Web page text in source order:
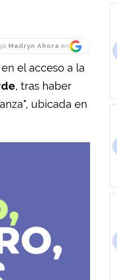
Madryn Ahora en
el acceso a la
, tras haber
ubicada en